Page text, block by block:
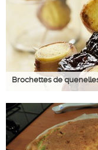
Brochettes de